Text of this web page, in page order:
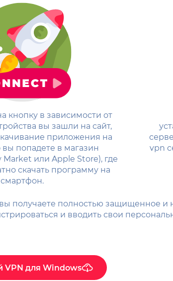
кнопку в зависимости от
вы зашли на сайт,
приложения на
попадете в магазин
или Apple Store), где
скачать программу на
смартфон.
vpn
получаете полностью защищенное
и вводить свои
VPN для Windows